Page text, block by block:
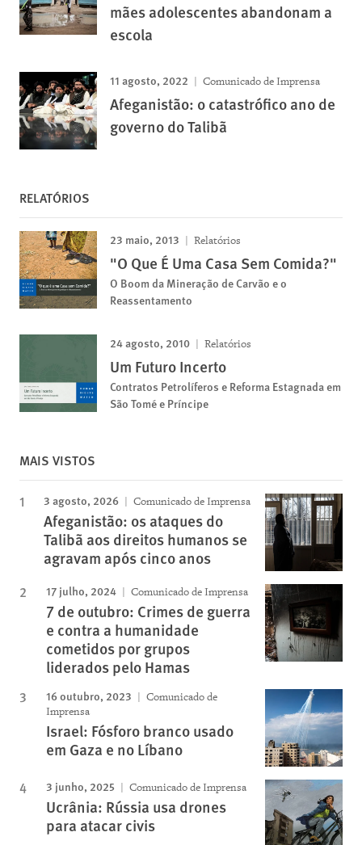
mães adolescentes abandonam a
escola
11 agosto, 2022 Comunicado de Imprensa
Afeganistão: o catastrófico ano de
governo do Talibã
RELATÓRIOS
23 maio, 2013 Relatórios
"O Que É Uma Casa Sem Comida?"
O Boom da Mineração de Carvão e o
Reassentamento
24 agosto, 2010 Relatórios
Um Futuro Incerto
Contratos Petrolíferos e Reforma Estagnada em
São Tomé e Príncipe
MAIS VISTOS
3 agosto, 2026 Comunicado de Imprensa
Afeganistão: os ataques do
Talibã aos direitos humanos se
agravam após cinco anos
17 julho, 2024 Comunicado de Imprensa
7 de outubro: Crimes de guerra
e contra a humanidade
cometidos por grupos
liderados pelo Hamas
16 outubro, 2023
Comunicado de
Imprensa
Israel: Fósforo branco usado
em Gaza e no Líbano
3 junho, 2025 Comunicado de Imprensa
Ucrânia: Rússia usa drones
para atacar civis